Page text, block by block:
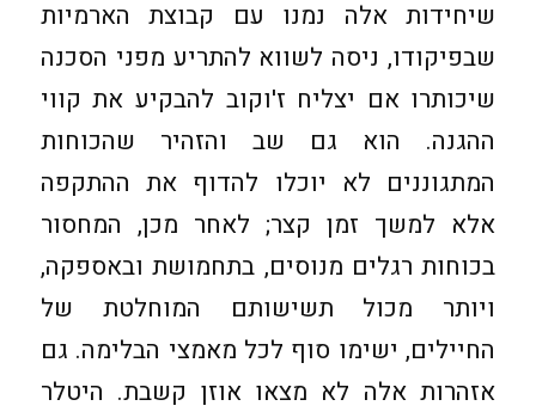
שיחידות אלה נמנו עם קבוצת הארמיות
שבפיקודו, ניסה לשווא להתריע מפני הסכנה
שיכותרו אם יצליח ז'וקוב להבקיע את קווי
ההגנה. הוא גם שב והזהיר שהכוחות
המתגוננים לא יוכלו להדוף את ההתקפה
אלא למשך זמן קצר; לאחר מכן, המחסור
בכוחות רגלים מנוסים, בתחמושת ובאספקה,
ויותר מכול תשישותם המוחלטת של
החיילים, ישימו סוף לכל מאמצי הבלימה. גם
אזהרות אלה לא מצאו אוזן קשבת. היטלר